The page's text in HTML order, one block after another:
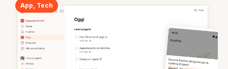
App Tech